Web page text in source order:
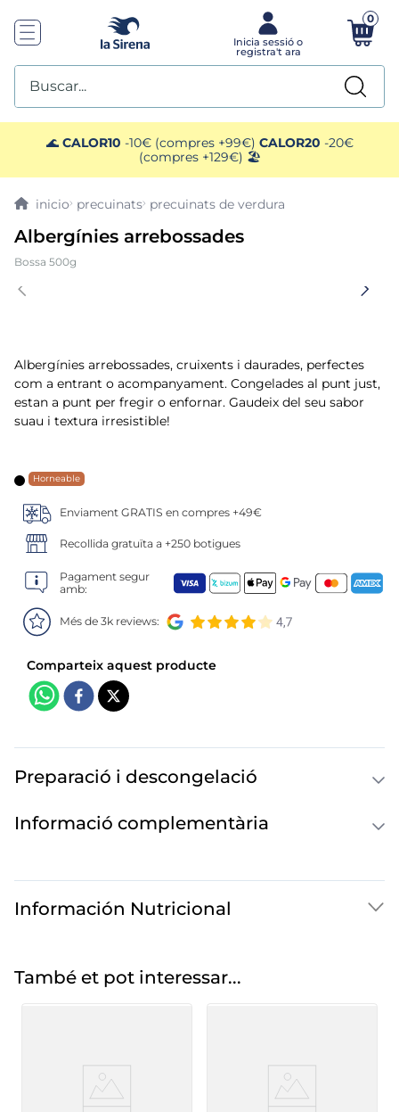
0
Buscar...
🌊 CALOR10 -10€ (compres +99€) CALOR20 -20€
(compres +129€) 🏖️
precuinats precuinats de verdura
Albergínies arrebossades
Bossa 500g
Albergínies arrebossades, cruixents i daurades, perfectes
com a entrant o acompanyament. Congelades al punt just,
estan a punt per fregir o enfornar. Gaudeix del seu sabor
suau i textura irresistible!
Horneable
Enviament GRATIS en compres +49€
Recollida gratuïta a +250 botigues
Pagament segur
amb:
Més de 3k reviews:
Preparació i descongelació
Informació complementària
Información Nutricional
També et pot interessar...
TOP SEARCHES
1. gambas
3. pimientos
5. menus
6. cigalas
8 calamar sirena
. salmó premium
10. tarrina helado